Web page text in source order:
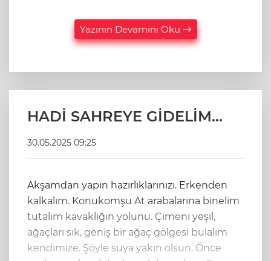
Yazının Devamını Oku
HADİ SAHREYE GİDELİM...
30.05.2025 09:25
Akşamdan yapın hazırlıklarınızı. Erkenden
kalkalım. Konukomşu At arabalarına binelim
tutalım kavaklığın yolunu. Çimeni yeşil,
ağaçları sık, geniş bir ağaç gölgesi bulalım
kendimize. Şöyle suya yakın olsun. Önce